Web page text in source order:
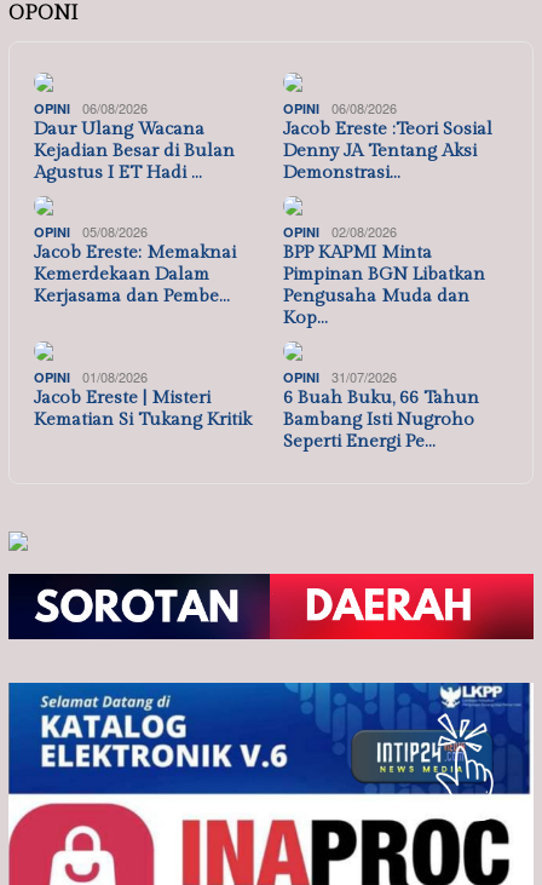
OPONI
OPINI 06/08/2026
Daur Ulang Wacana
Kejadian Besar di Bulan
Agustus I ET Hadi …
OPINI 06/08/2026
Jacob Ereste :Teori Sosial
Denny JA Tentang Aksi
Demonstrasi…
OPINI 05/08/2026
Jacob Ereste: Memaknai
Kemerdekaan Dalam
Kerjasama dan Pembe…
OPINI 02/08/2026
BPP KAPMI Minta
Pimpinan BGN Libatkan
Pengusaha Muda dan
Kop…
OPINI 01/08/2026
Jacob Ereste | Misteri
Kematian Si Tukang Kritik
OPINI 31/07/2026
6 Buah Buku, 66 Tahun
Bambang Isti Nugroho
Seperti Energi Pe…